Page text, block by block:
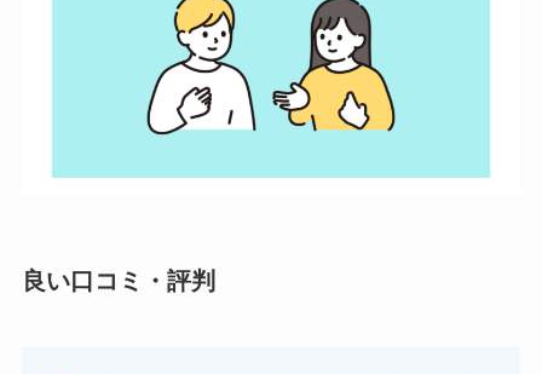
良い口コミ・評判